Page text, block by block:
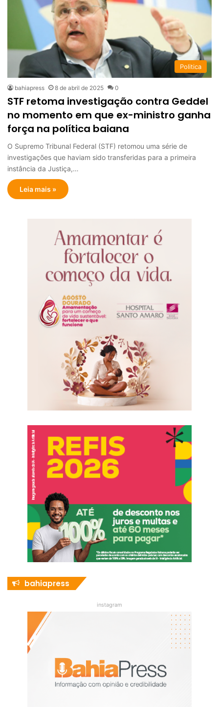
Politica
bahiapress 8 de abril de 2025 0
STF retoma investigação contra Geddel
no momento em que ex-ministro ganha
força na política baiana
O Supremo Tribunal Federal (STF) retomou uma série de
investigações que haviam sido transferidas para a primeira
instância da Justiça,…
Leia mais »
bahiapress
instagram